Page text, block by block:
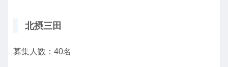
北摂三田
募集人数：40名